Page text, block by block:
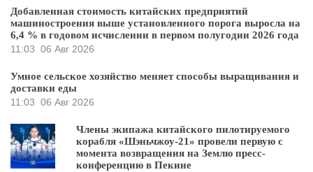
Добавленная стоимость китайских предприятий
машиностроения выше установленного порога выросла на
6,4 % в годовом исчислении в первом полугодии 2026 года
11:03 06 Авг 2026
Умное сельское хозяйство меняет способы выращивания и
доставки еды
11:03 06 Авг 2026
Члены экипажа китайского пилотируемого
корабля «Шэньчжоу-21» провели первую с
момента возвращения на Землю пресс-
конференцию в Пекине